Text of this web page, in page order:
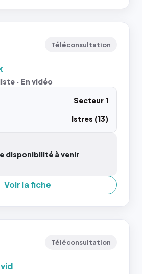
Téléconsultation
· En vidéo
Secteur 1
Istres (13)
disponibilité à venir
Voir la fiche
Téléconsultation